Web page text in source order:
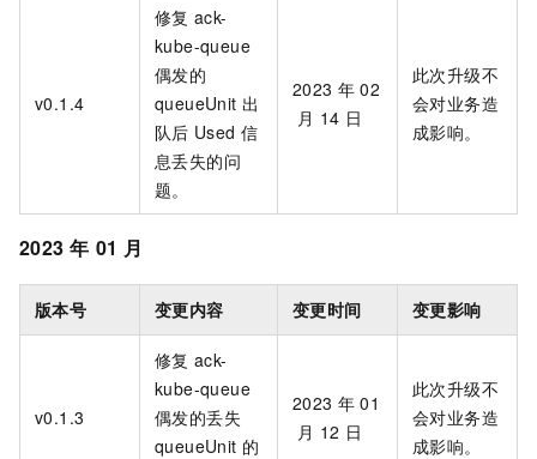
v0.1.4
修复 ack-
kube-queue
偶发的
queueUnit 出
队后 Used 信
息丢失的问
题。
2023 年 02
月 14 日
此次升级不
会对业务造
成影响。
2023 年 01 月
版本号 变更内容 变更时间 变更影响
v0.1.3
修复 ack-
kube-queue
偶发的丢失
queueUnit 的
2023 年 01
月 12 日
此次升级不
会对业务造
成影响。